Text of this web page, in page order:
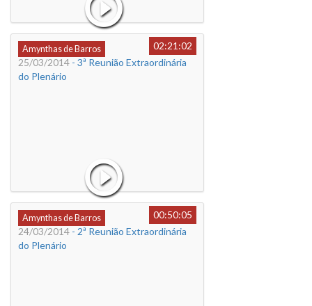
Amynthas de Barros
02:21:02
25/03/2014 - 3ª Reunião Extraordinária
do Plenário
Amynthas de Barros
00:50:05
24/03/2014 - 2ª Reunião Extraordinária
do Plenário